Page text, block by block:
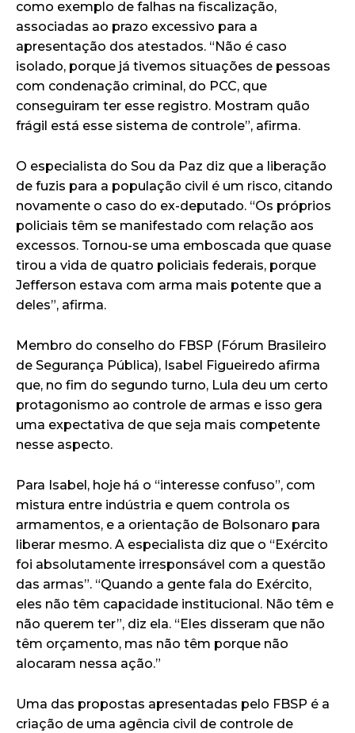
como exemplo de falhas na fiscalização,
associadas ao prazo excessivo para a
apresentação dos atestados. “Não é caso
isolado, porque já tivemos situações de pessoas
com condenação criminal, do PCC, que
conseguiram ter esse registro. Mostram quão
frágil está esse sistema de controle”, afirma.
O especialista do Sou da Paz diz que a liberação
de fuzis para a população civil é um risco, citando
novamente o caso do ex-deputado. “Os próprios
policiais têm se manifestado com relação aos
excessos. Tornou-se uma emboscada que quase
tirou a vida de quatro policiais federais, porque
Jefferson estava com arma mais potente que a
deles”, afirma.
Membro do conselho do FBSP (Fórum Brasileiro
de Segurança Pública), Isabel Figueiredo afirma
que, no fim do segundo turno, Lula deu um certo
protagonismo ao controle de armas e isso gera
uma expectativa de que seja mais competente
nesse aspecto.
Para Isabel, hoje há o “interesse confuso”, com
mistura entre indústria e quem controla os
armamentos, e a orientação de Bolsonaro para
liberar mesmo. A especialista diz que o “Exército
foi absolutamente irresponsável com a questão
das armas”. “Quando a gente fala do Exército,
eles não têm capacidade institucional. Não têm e
não querem ter”, diz ela. “Eles disseram que não
têm orçamento, mas não têm porque não
alocaram nessa ação.”
Uma das propostas apresentadas pelo FBSP é a
criação de uma agência civil de controle de